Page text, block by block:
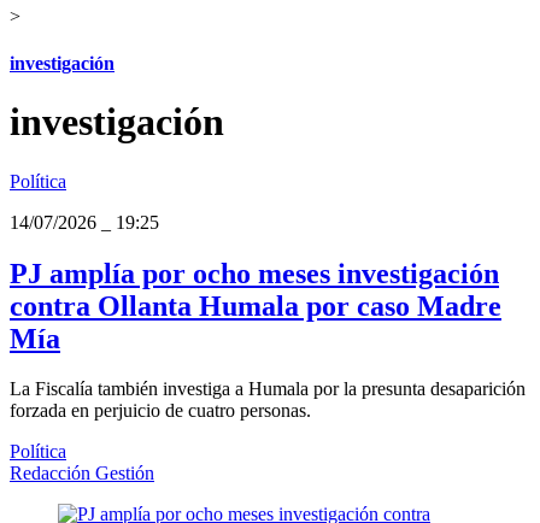
>
investigación
investigación
Política
14/07/2026
19:25
PJ amplía por ocho meses investigación
contra Ollanta Humala por caso Madre
Mía
La Fiscalía también investiga a Humala por la presunta desaparición
forzada en perjuicio de cuatro personas.
Política
Redacción Gestión